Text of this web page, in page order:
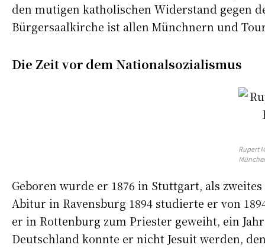
den mutigen katholischen Widerstand gegen
Bürgersaalkirche ist allen Münchnern und
Die Zeit vor dem Nationalsozialismus
Rupert
Geboren wurde er 1876 in Stuttgart, als
Abitur in Ravensburg 1894 studierte er von
er in Rottenburg zum Priester geweiht, ein
Deutschland konnte er nicht Jesuit werden,